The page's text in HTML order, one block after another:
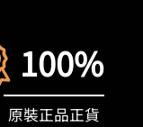
100%
原裝正品正貨